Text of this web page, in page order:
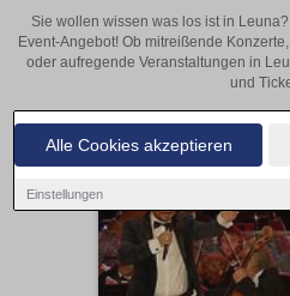
Alle Cookies akzeptieren
Einstellungen
Sie wollen wissen was los ist in
Event-Angebot! Ob mitreißende
oder aufregende Veranstaltungen in
und